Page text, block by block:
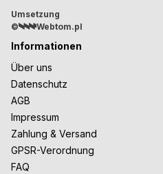
Umsetzung
©
Webtom.pl
Informationen
Über uns
Datenschutz
AGB
Impressum
Zahlung & Versand
GPSR-Verordnung
FAQ